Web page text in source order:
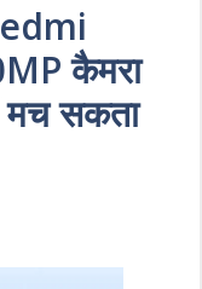
कैमरा
सकता